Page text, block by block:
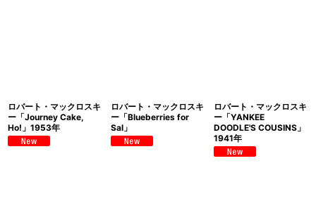
ロバート・マックロスキ
ー「Journey Cake,
Ho!」1953年
ロバート・マックロスキ
ー「Blueberries for
Sal」
ロバート・マックロスキ
ー「YANKEE
DOODLE'S COUSINS」
1941年